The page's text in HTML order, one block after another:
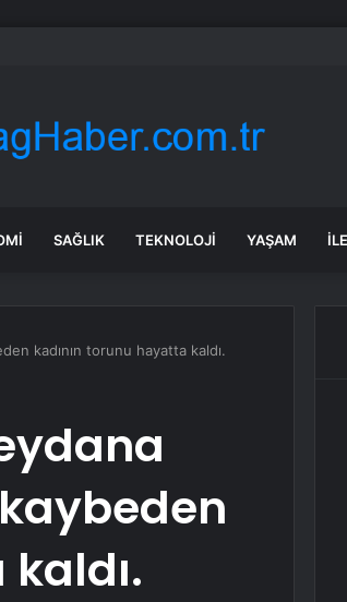
SAĞLIK TEKNOLOJI YAŞAM
kadının torunu hayatta kaldı.